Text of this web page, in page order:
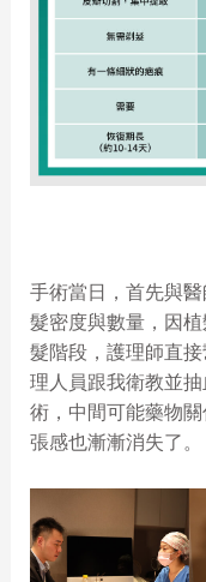
手術當日，首先與
髮密度與數量，因
髮階段，護理師直
理人員跟我衛教並
術，中間可能藥物
張感也漸漸消失了。